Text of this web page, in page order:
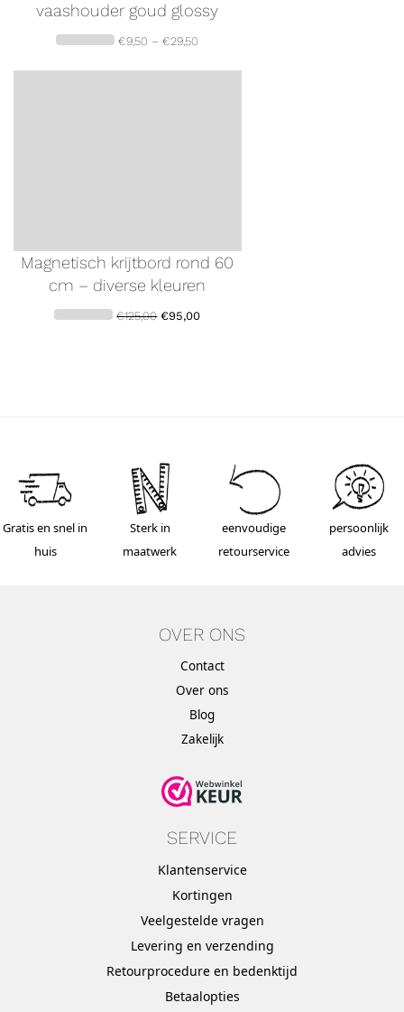
vaashouder goud glossy
€9,50 – €29,50
Magnetisch krijtbord rond 60
cm – diverse kleuren
€125,00 €95,00
Gratis en snel in
huis
Sterk in
maatwerk
eenvoudige
retourservice
persoonlijk
advies
OVER ONS
Contact
Over ons
Blog
Zakelijk
SERVICE
Klantenservice
Kortingen
Veelgestelde vragen
Levering en verzending
Retourprocedure en bedenktijd
Betaalopties